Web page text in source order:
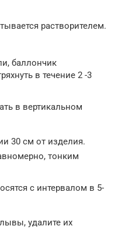
растворителем.
баллончик
в течение 2 -3
в вертикальном
30 см от изделия.
тонким
с интервалом в 5-
удалите их